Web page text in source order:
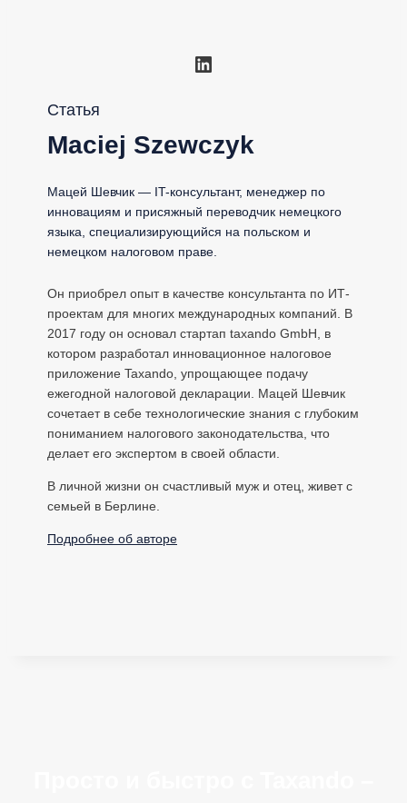
LinkedIn
Статья
Maciej Szewczyk
Мацей Шевчик — IT-консультант, менеджер по
инновациям и присяжный переводчик немецкого
языка, специализирующийся на польском и
немецком налоговом праве.
Он приобрел опыт в качестве консультанта по ИТ-
проектам для многих международных компаний. В
2017 году он основал стартап taxando GmbH, в
котором разработал инновационное налоговое
приложение Taxando, упрощающее подачу
ежегодной налоговой декларации. Мацей Шевчик
сочетает в себе технологические знания с глубоким
пониманием налогового законодательства, что
делает его экспертом в своей области.
В личной жизни он счастливый муж и отец, живет с
семьей в Берлине.
Подробнее об авторе